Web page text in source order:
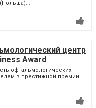
центр
Award
офтальмологических
в престижной премии